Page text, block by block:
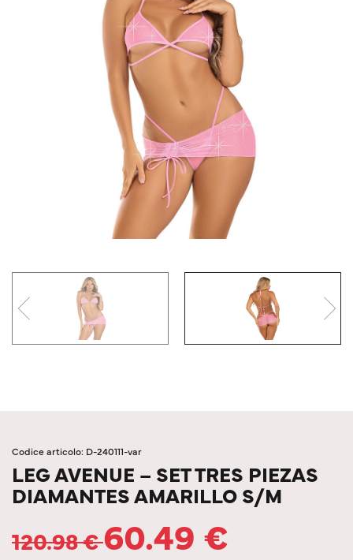
Codice articolo: D-240111-var
LEG AVENUE – SET TRES PIEZAS
DIAMANTES AMARILLO S/M
120.98€60.49 €